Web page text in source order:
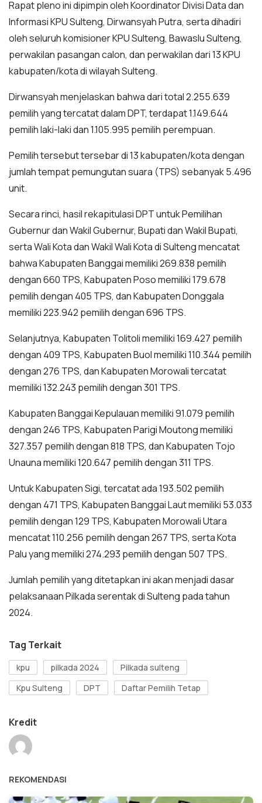
Rapat pleno ini dipimpin oleh Koordinator Divisi Data dan
Informasi KPU Sulteng, Dirwansyah Putra, serta dihadiri
oleh seluruh komisioner KPU Sulteng, Bawaslu Sulteng,
perwakilan pasangan calon, dan perwakilan dari 13 KPU
kabupaten/kota di wilayah Sulteng.
Dirwansyah menjelaskan bahwa dari total 2.255.639
pemilih yang tercatat dalam DPT, terdapat 1.149.644
pemilih laki-laki dan 1.105.995 pemilih perempuan.
Pemilih tersebut tersebar di 13 kabupaten/kota dengan
jumlah tempat pemungutan suara (TPS) sebanyak 5.496
unit.
Secara rinci, hasil rekapitulasi DPT untuk Pemilihan
Gubernur dan Wakil Gubernur, Bupati dan Wakil Bupati,
serta Wali Kota dan Wakil Wali Kota di Sulteng mencatat
bahwa Kabupaten Banggai memiliki 269.838 pemilih
dengan 660 TPS, Kabupaten Poso memiliki 179.678
pemilih dengan 405 TPS, dan Kabupaten Donggala
memiliki 223.942 pemilih dengan 696 TPS.
Selanjutnya, Kabupaten Tolitoli memiliki 169.427 pemilih
dengan 409 TPS, Kabupaten Buol memiliki 110.344 pemilih
dengan 276 TPS, dan Kabupaten Morowali tercatat
memiliki 132.243 pemilih dengan 301 TPS.
Kabupaten Banggai Kepulauan memiliki 91.079 pemilih
dengan 246 TPS, Kabupaten Parigi Moutong memiliki
327.357 pemilih dengan 818 TPS, dan Kabupaten Tojo
Unauna memiliki 120.647 pemilih dengan 311 TPS.
Untuk Kabupaten Sigi, tercatat ada 193.502 pemilih
dengan 471 TPS, Kabupaten Banggai Laut memiliki 53.033
pemilih dengan 129 TPS, Kabupaten Morowali Utara
mencatat 110.256 pemilih dengan 267 TPS, serta Kota
Palu yang memiliki 274.293 pemilih dengan 507 TPS.
Jumlah pemilih yang ditetapkan ini akan menjadi dasar
pelaksanaan Pilkada serentak di Sulteng pada tahun
2024.
Tag Terkait
kpu pilkada 2024
Pilkada sulteng
Kpu Sulteng
DPT Daftar Pemilih Tetap
Kredit
REKOMENDASI